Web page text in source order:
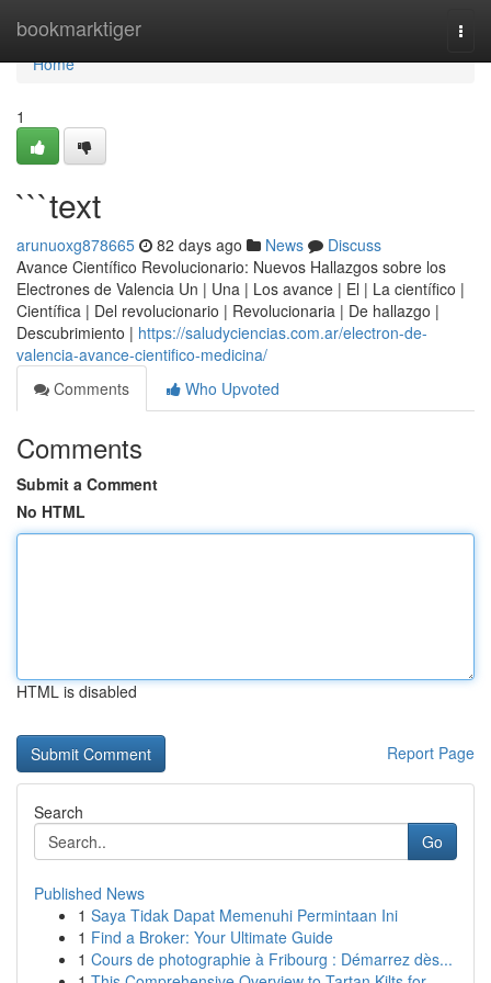
bookmarktiger
Home
Home
1
```text
arunuoxg878665 82 days ago News
Discuss
Avance Científico Revolucionario: Nuevos Hallazgos sobre los
Electrones de Valencia Un | Una | Los avance | El | La científico |
Científica | Del revolucionario | Revolucionaria | De hallazgo |
Descubrimiento | https://saludyciencias.com.ar/electron-de-
valencia-avance-cientifico-medicina/
Comments
Who Upvoted
Comments
Submit a Comment
No HTML
HTML is disabled
Report Page
Search
Go
Published News
1 Saya Tidak Dapat Memenuhi Permintaan Ini
1 Find a Broker: Your Ultimate Guide
1 Cours de photographie à Fribourg : Démarrez dès...